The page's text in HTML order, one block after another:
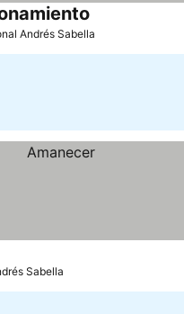
Andrés Sabella
Sabella